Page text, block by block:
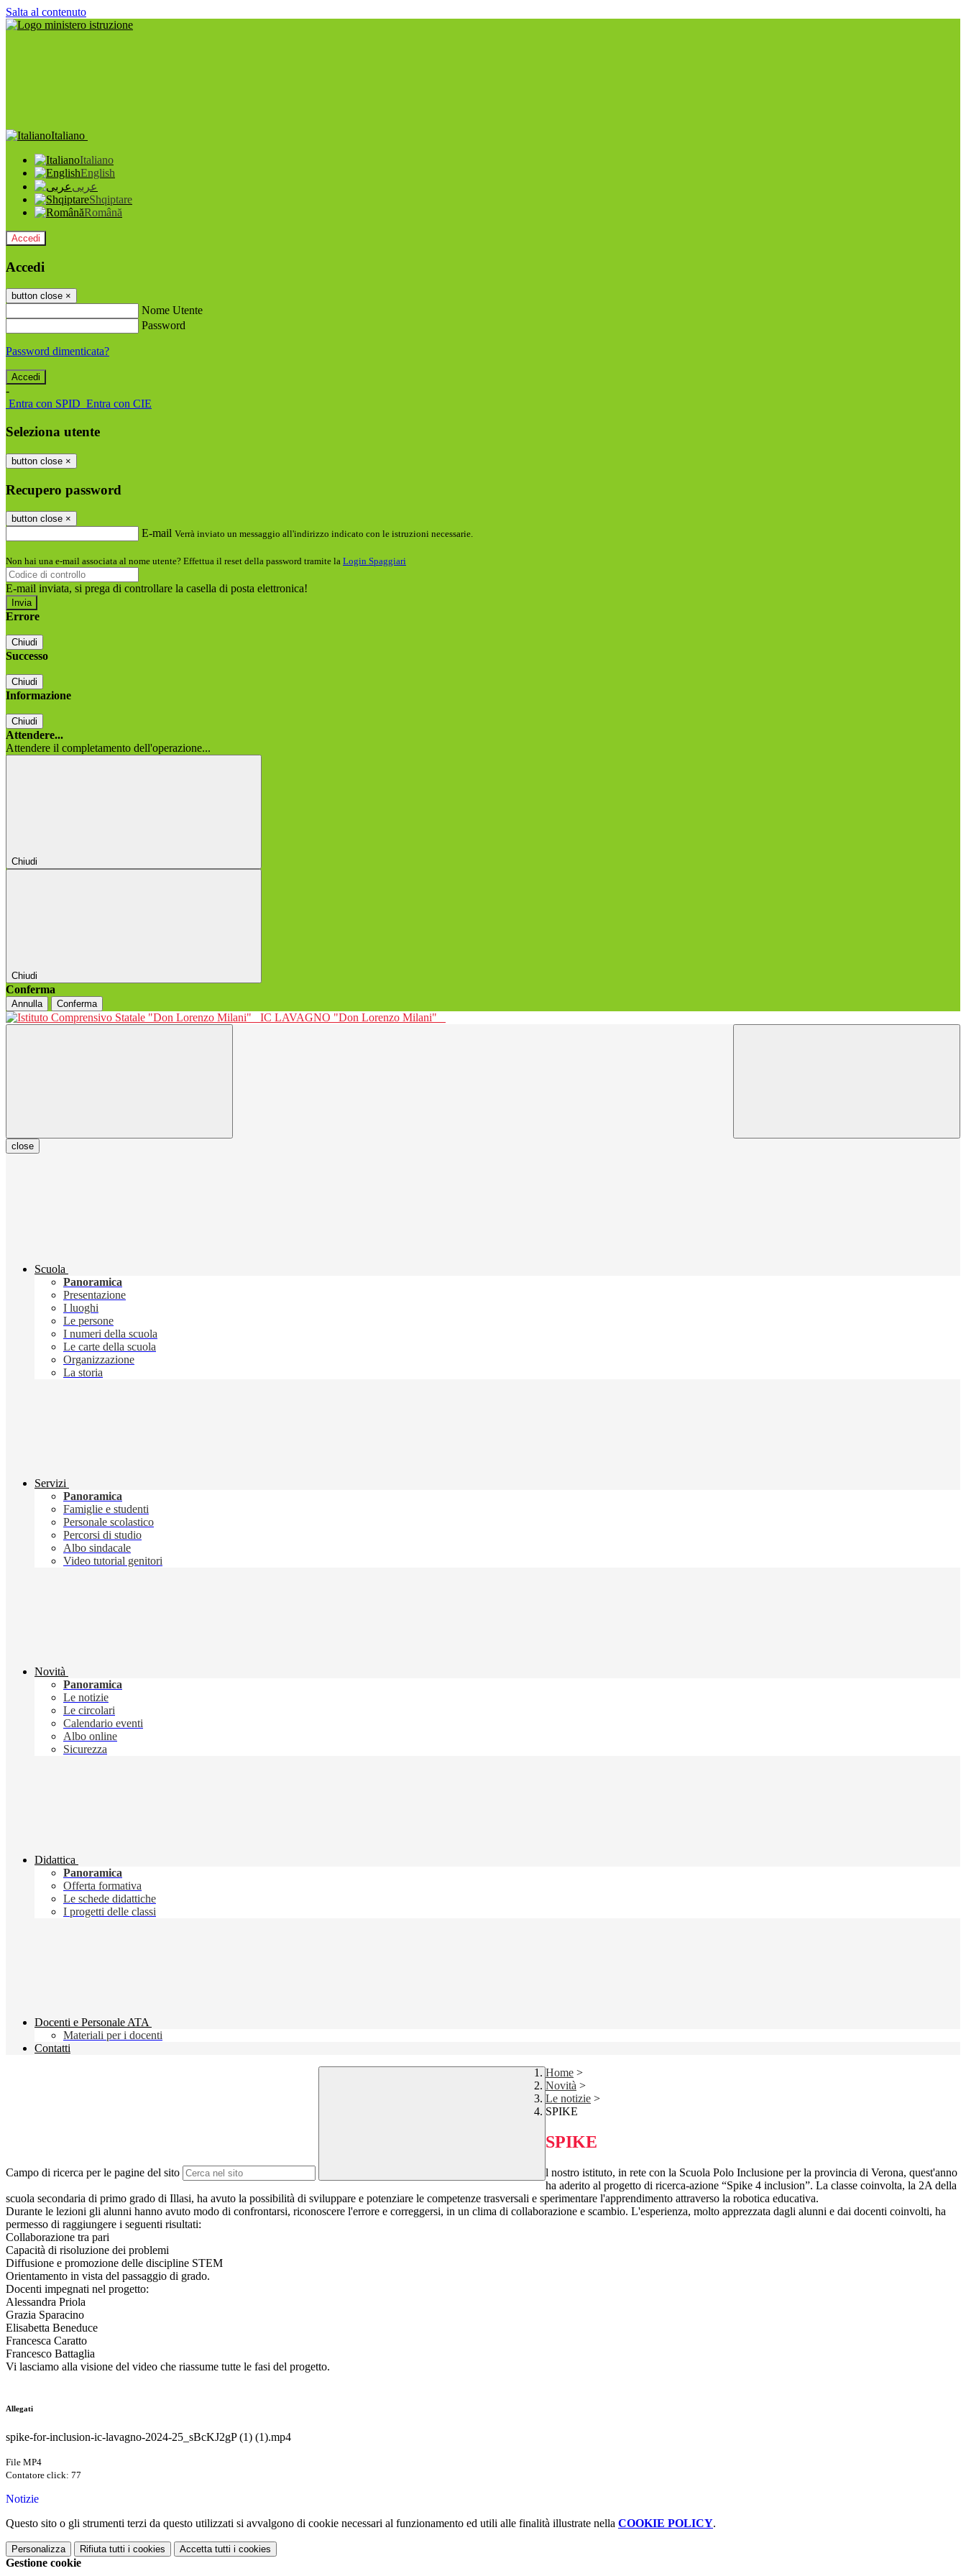
Salta al contenuto
Italiano
Italiano
English
عربى
Shqiptare
Română
Accedi
Accedi
button close ×
Nome Utente
Password
Password dimenticata?
-
Entra con SPID Entra con CIE
Seleziona utente
button close ×
Recupero password
button close ×
E-mail Verrà inviato un messaggio all'indirizzo indicato con le istruzioni necessarie.
Non hai una e-mail associata al nome utente? Effettua il reset della password tramite la Login Spaggiari
E-mail inviata, si prega di controllare la casella di posta elettronica!
Errore
Chiudi
Successo
Chiudi
Informazione
Chiudi
Attendere...
Attendere il completamento dell'operazione...
Chiudi
Chiudi
Conferma
Annulla Conferma
IC LAVAGNO "Don Lorenzo Milani"
close
Scuola
Panoramica
Presentazione
I luoghi
Le persone
I numeri della scuola
Le carte della scuola
Organizzazione
La storia
Servizi
Panoramica
Famiglie e studenti
Personale scolastico
Percorsi di studio
Albo sindacale
Video tutorial genitori
Novità
Panoramica
Le notizie
Le circolari
Calendario eventi
Albo online
Sicurezza
Didattica
Panoramica
Offerta formativa
Le schede didattiche
I progetti delle classi
Docenti e Personale ATA
Materiali per i docenti
Contatti
Campo di ricerca per le pagine del sito
Home >
Novità >
Le notizie >
SPIKE
SPIKE
l nostro istituto, in rete con la Scuola Polo Inclusione per la provincia di Verona, quest'anno
ha aderito al progetto di ricerca-azione “Spike 4 inclusion”. La classe coinvolta, la 2A della
scuola secondaria di primo grado di Illasi, ha avuto la possibilità di sviluppare e potenziare le competenze trasversali e sperimentare l'apprendimento attraverso la robotica educativa.
Durante le lezioni gli alunni hanno avuto modo di confrontarsi, riconoscere l'errore e correggersi, in un clima di collaborazione e scambio. L'esperienza, molto apprezzata dagli alunni e dai docenti coinvolti, ha
permesso di raggiungere i seguenti risultati:
Collaborazione tra pari
Capacità di risoluzione dei problemi
Diffusione e promozione delle discipline STEM
Orientamento in vista del passaggio di grado.
Docenti impegnati nel progetto:
Alessandra Priola
Grazia Sparacino
Elisabetta Beneduce
Francesca Caratto
Francesco Battaglia
Vi lasciamo alla visione del video che riassume tutte le fasi del progetto.
Allegati
spike-for-inclusion-ic-lavagno-2024-25_sBcKJ2gP (1) (1).mp4
File MP4
Contatore click: 77
Notizie
Questo sito o gli strumenti terzi da questo utilizzati si avvalgono di cookie necessari al funzionamento ed utili alle finalità illustrate nella COOKIE POLICY.
Personalizza Rifiuta tutti i cookies Accetta tutti i cookies
Gestione cookie